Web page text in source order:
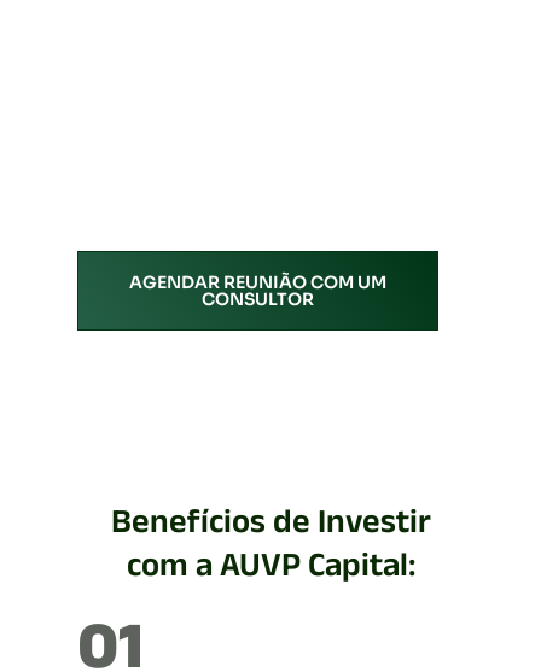
AGENDAR REUNIÃO COM UM
CONSULTOR
Benefícios de Investir
com a AUVP Capital:
01